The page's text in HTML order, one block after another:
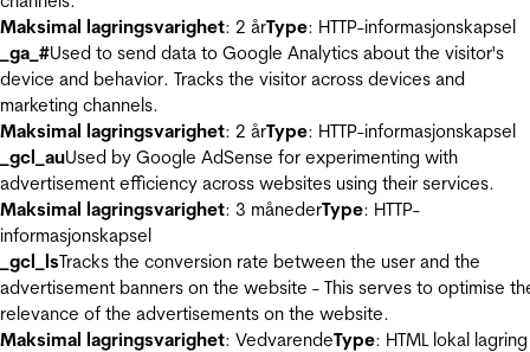
Maksimal lagringsvarighet: 2 årType: HTTP-informasjonskapsel
_ga_#Used to send data to Google Analytics about the visitor's
device and behavior. Tracks the visitor across devices and
marketing channels.
Maksimal lagringsvarighet: 2 årType: HTTP-informasjonskapsel
_gcl_auUsed by Google AdSense for experimenting with
advertisement efficiency across websites using their services.
Maksimal lagringsvarighet: 3 månederType: HTTP-
informasjonskapsel
_gcl_lsTracks the conversion rate between the user and the
advertisement banners on the website - This serves to optimise
relevance of the advertisements on the website.
Maksimal lagringsvarighet: VedvarendeType: HTML lokal lagring